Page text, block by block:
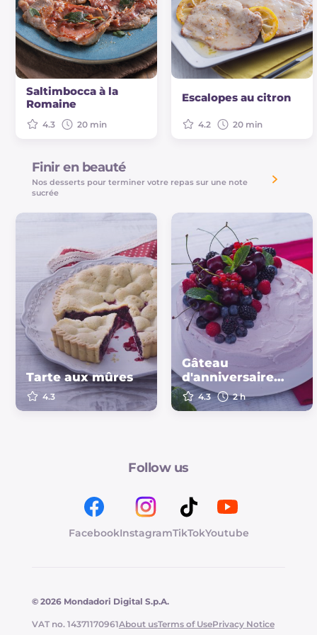
Saltimbocca à la
Romaine
4.3 20 min
Escalopes au citron
4.2 20 min
Finir en beauté
Nos desserts pour terminer votre repas sur une note
sucrée
Tarte aux mûres
4.3
Gâteau
d'anniversaire
d'été
4.3 2 h
Follow us
FacebookInstagramTikTokYoutube
© 2026 Mondadori Digital S.p.A.
VAT no. 14371170961About usTerms of UsePrivacy Notice